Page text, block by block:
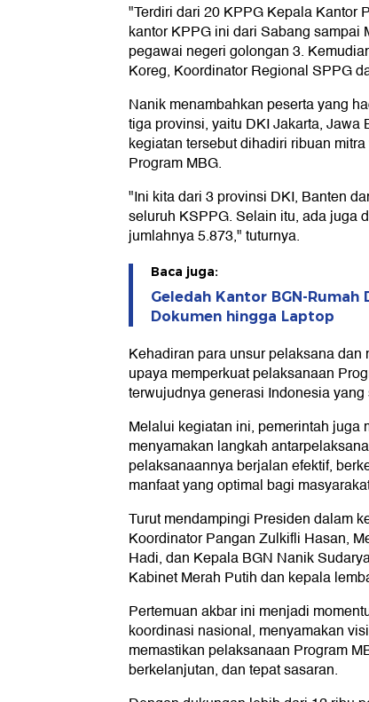
"Terdiri dari 20 KPPG Kepala Kantor
kantor KPPG ini dari Sabang sampai
pegawai negeri golongan 3.
Koreg, Koordinator Regional SPPG
Nanik menambahkan peserta yang
tiga provinsi, yaitu DKI Jakarta, Jawa
kegiatan tersebut dihadiri ribuan
Program MBG.
"Ini kita dari 3 provinsi DKI, Banten
seluruh KSPPG. Selain itu, ada juga
jumlahnya 5.873," tuturnya.
Baca juga:
Geledah Kantor BGN-
Dokumen hingga Laptop
Kehadiran para unsur pelaksana
upaya memperkuat pelaksanaan
terwujudnya generasi Indonesia
Melalui kegiatan ini, pemerintah juga
menyamakan langkah
pelaksanaannya berjalan efektif,
manfaat yang optimal bagi
Turut mendampingi Presiden dalam
Koordinator Pangan Zulkifli Hasan,
Hadi, dan Kepala BGN Nanik
Kabinet Merah Putih dan kepala
Pertemuan akbar ini menjadi
koordinasi nasional, menyamakan
memastikan pelaksanaan Program
berkelanjutan, dan tepat sasaran.